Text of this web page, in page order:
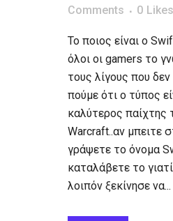
Comments
0 Likes
Το ποιος είναι ο
όλοι οι gamers το
τους λίγους που
πούμε ότι ο τύπος
καλύτερος παίχτης
Warcraft..αν μπειτε
γράψετε το όνομα
καταλάβετε το
λοιπόν ξεκίνησε να...